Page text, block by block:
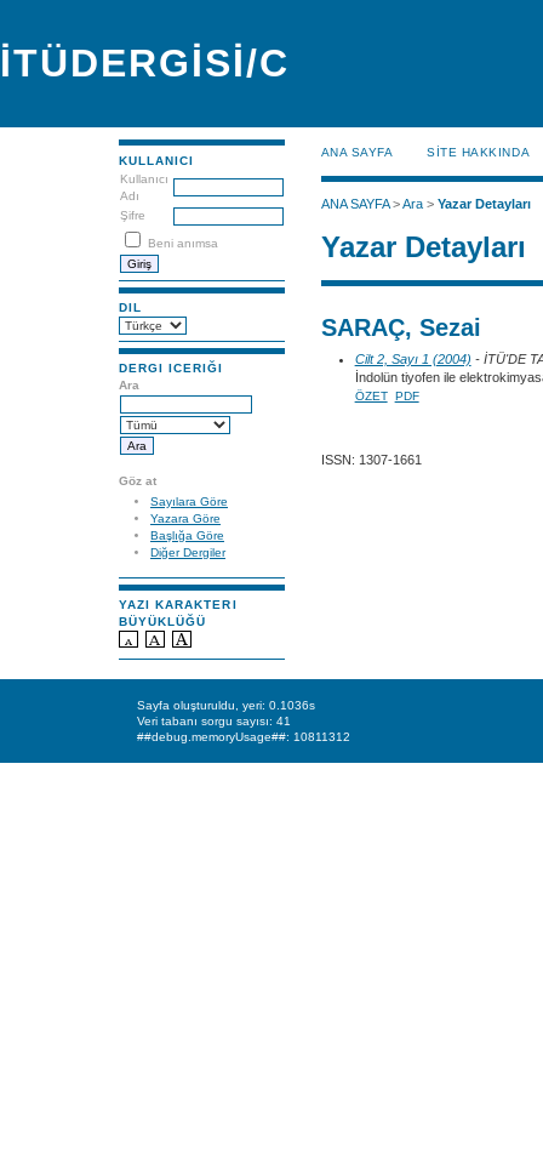
İTÜDERGİSİ/C
KULLANICI
Kullanıcı
Adı
Şifre
Beni anımsa
DIL
DERGI ICERIĞI
Ara
Göz at
Sayılara Göre
Yazara Göre
Başlığa Göre
Diğer Dergiler
YAZI KARAKTERI
BÜYÜKLÜĞÜ
ANA SAYFA SİTE HAKKINDA
ANA SAYFA>Ara> Yazar Detayları
Yazar Detayları
SARAÇ, Sezai
Cilt 2, Sayı 1 (2004) - İTÜ'DE
İndolün tiyofen ile
ÖZET PDF
ISSN: 1307-1661
Sayfa oluşturuldu, yeri: 0.1036s
Veri tabanı sorgu sayısı: 41
##debug.memoryUsage##: 10811312